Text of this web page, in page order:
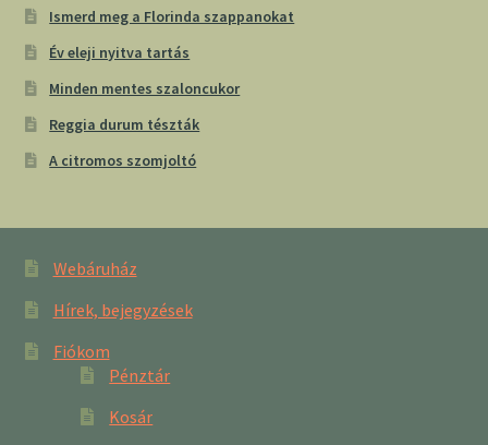
Ismerd meg a Florinda szappanokat
Év eleji nyitva tartás
Minden mentes szaloncukor
Reggia durum tészták
A citromos szomjoltó
Webáruház
Hírek, bejegyzések
Fiókom
Pénztár
Kosár